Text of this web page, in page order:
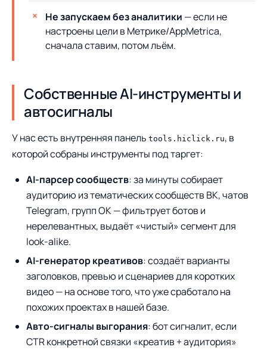
Не запускаем без аналитики — если не
настроены цели в Метрике/AppMetrica,
сначала ставим, потом льём.
Собственные AI-инструменты и
автосигналы
У нас есть внутренняя панель tools.hiclick.ru, в
которой собраны инструменты под таргет:
AI-парсер сообществ: за минуты собирает
аудиторию из тематических сообществ ВК, чатов
Telegram, групп OK — фильтрует ботов и
нерелевантных, выдаёт «чистый» сегмент для
look-alike.
AI-генератор креативов: создаёт варианты
заголовков, превью и сценариев для коротких
видео — на основе того, что уже сработало на
похожих проектах в нашей базе.
Авто-сигналы выгорания: бот сигналит, если
CTR конкретной связки «креатив + аудитория»